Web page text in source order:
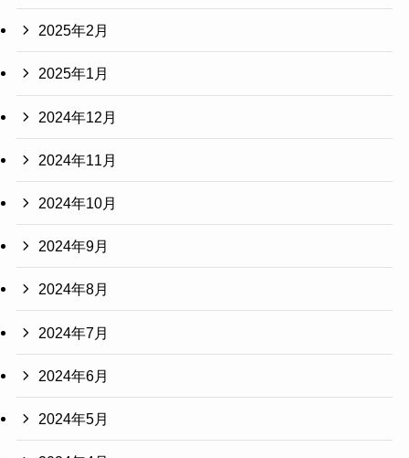
2025年2月
2025年1月
2024年12月
2024年11月
2024年10月
2024年9月
2024年8月
2024年7月
2024年6月
2024年5月